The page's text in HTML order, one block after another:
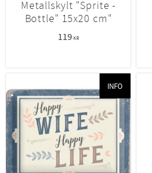
Metallskylt "Sprite -
Bottle" 15x20 cm"
119KR
INFO